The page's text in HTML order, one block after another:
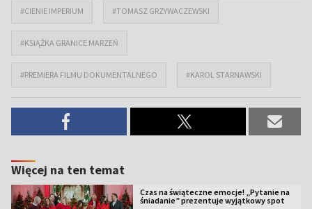
#CIENIE IMPERIUM #TOMASZ GRZYWACZEWSKI
#KSIĄŻKA GRANICE MARZEŃ
#PREMIERA FILMU DOKUMENTALNEGO #KAROL STARNAWSKI
Więcej na ten temat
Czas na świąteczne emocje! „Pytanie na
śniadanie” prezentuje wyjątkowy spot